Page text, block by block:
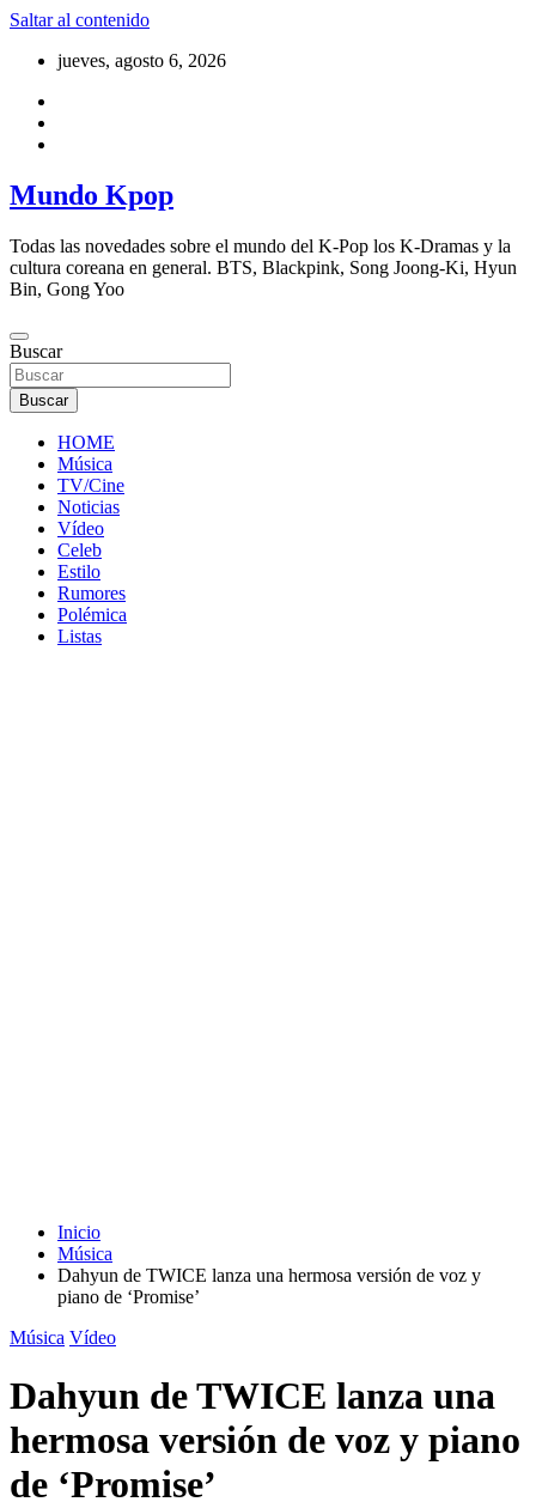
Saltar al contenido
jueves, agosto 6, 2026
Mundo Kpop
Todas las novedades sobre el mundo del K-Pop los K-Dramas y la
cultura coreana en general. BTS, Blackpink, Song Joong-Ki, Hyun
Bin, Gong Yoo
Buscar
Buscar
HOME
Música
TV/Cine
Noticias
Vídeo
Celeb
Estilo
Rumores
Polémica
Listas
Inicio
Música
Dahyun de TWICE lanza una hermosa versión de voz y
piano de ‘Promise’
Música Vídeo
Dahyun de TWICE lanza una
hermosa versión de voz y piano
de ‘Promise’